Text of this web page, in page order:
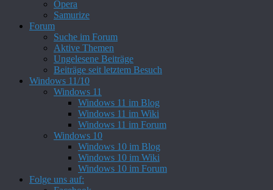
Opera
Samurize
Forum
Suche im Forum
Aktive Themen
Ungelesene Beiträge
Beiträge seit letztem Besuch
Windows 11/10
Windows 11
Windows 11 im Blog
Windows 11 im Wiki
Windows 11 im Forum
Windows 10
Windows 10 im Blog
Windows 10 im Wiki
Windows 10 im Forum
Folge uns auf: